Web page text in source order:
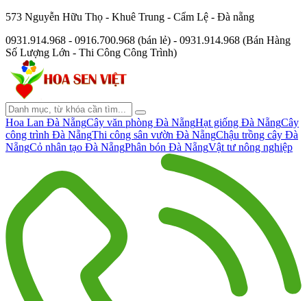
573 Nguyễn Hữu Thọ - Khuê Trung - Cẩm Lệ - Đà nẵng
0931.914.968 - 0916.700.968 (bán lẻ) - 0931.914.968 (Bán Hàng
Số Lượng Lớn - Thi Công Công Trình)
Hoa Lan Đà NẵngCây văn phòng Đà NẵngHạt giống Đà NẵngCây
công trình Đà NẵngThi công sân vườn Đà NẵngChậu trồng cây Đà
NẵngCỏ nhân tạo Đà NẵngPhân bón Đà NẵngVật tư nông nghiệp